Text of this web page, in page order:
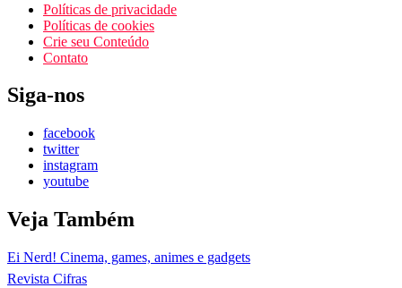
Políticas de privacidade
Políticas de cookies
Crie seu Conteúdo
Contato
Siga-nos
facebook
twitter
instagram
youtube
Veja Também
Ei Nerd! Cinema, games, animes e gadgets
Revista Cifras